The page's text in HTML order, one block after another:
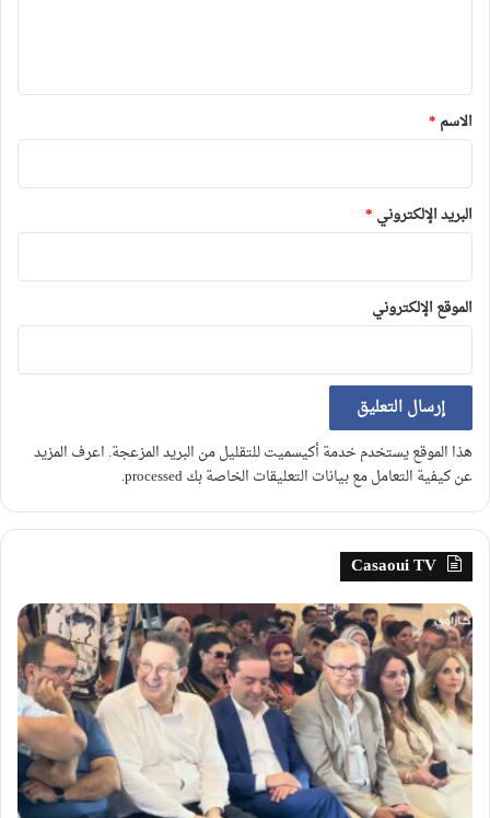
*
الاسم *
البريد الإلكتروني *
الموقع الإلكتروني
هذا الموقع يستخدم خدمة أكيسميت للتقليل من البريد المزعجة. اعرف المزيد
عن كيفية التعامل مع بيانات التعليقات الخاصة بك processed
.
Casaoui TV